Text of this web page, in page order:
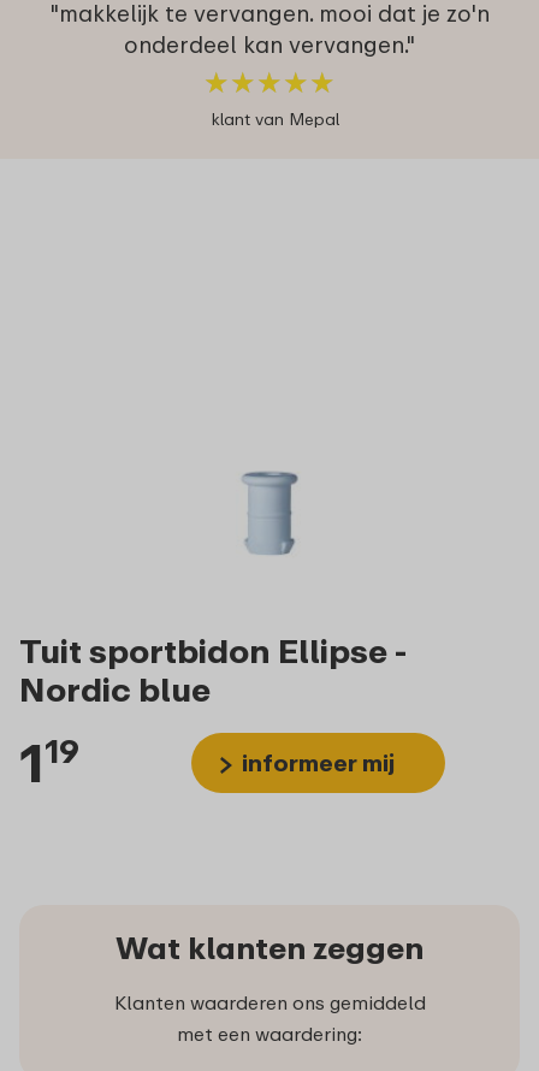
"makkelijk te vervangen. mooi dat je zo'n
onderdeel kan vervangen."
★★★★★
★★★★★
klant van Mepal
Tuit sportbidon Ellipse -
Nordic blue
119 informeer mij
Wat klanten zeggen
Klanten waarderen ons gemiddeld
met een waardering: